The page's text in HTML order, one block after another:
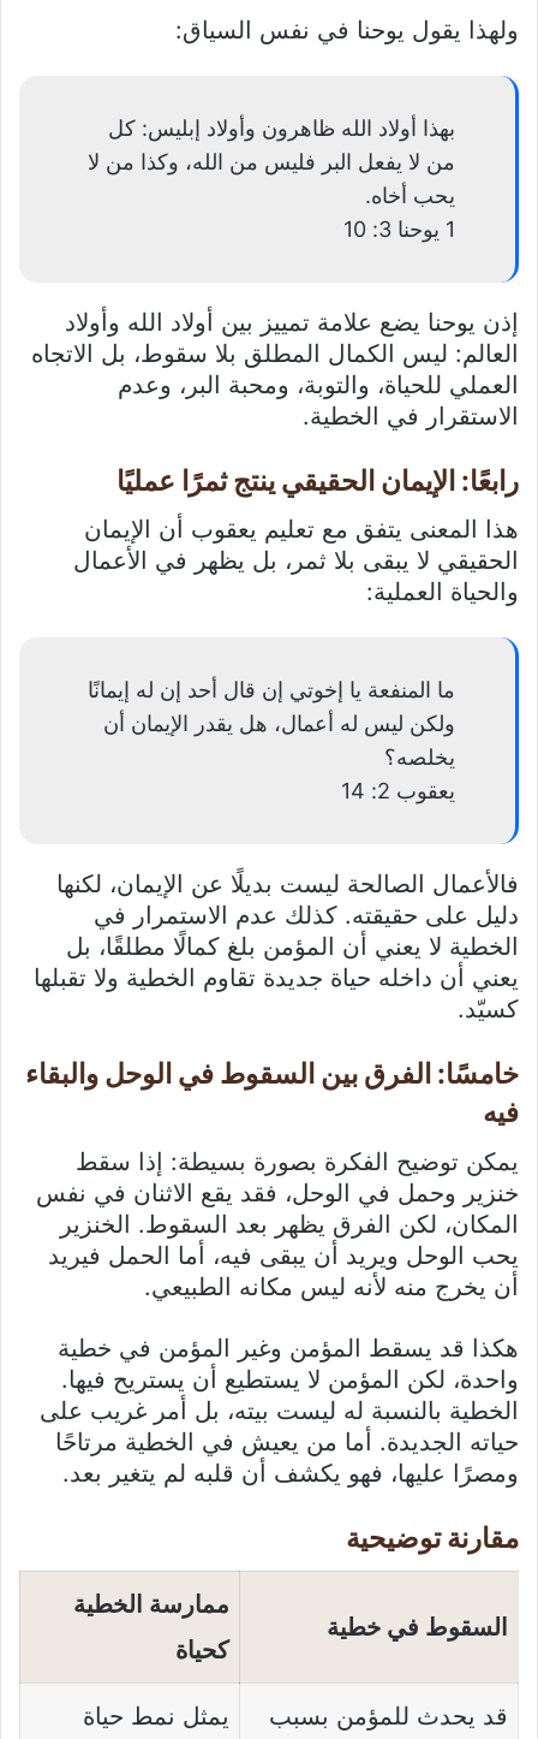
ولهذا يقول يوحنا في نفس السياق:
بهذا أولاد الله ظاهرون وأولاد إبليس: كل
من لا يفعل البر فليس من الله، وكذا من لا
يحب أخاه.
1 يوحنا 3: 10
إذن يوحنا يضع علامة تمييز بين أولاد الله وأولاد
العالم: ليس الكمال المطلق بلا سقوط، بل الاتجاه
العملي للحياة، والتوبة، ومحبة البر، وعدم
الاستقرار في الخطية.
رابعًا: الإيمان الحقيقي ينتج ثمرًا عمليًا
هذا المعنى يتفق مع تعليم يعقوب أن الإيمان
الحقيقي لا يبقى بلا ثمر، بل يظهر في الأعمال
والحياة العملية:
ما المنفعة يا إخوتي إن قال أحد إن له إيمانًا
ولكن ليس له أعمال، هل يقدر الإيمان أن
يخلصه؟
يعقوب 2: 14
فالأعمال الصالحة ليست بديلًا عن الإيمان، لكنها
دليل على حقيقته. كذلك عدم الاستمرار في
الخطية لا يعني أن المؤمن بلغ كمالًا مطلقًا، بل
يعني أن داخله حياة جديدة تقاوم الخطية ولا تقبلها
كسيّد.
خامسًا: الفرق بين السقوط في الوحل والبقاء
فيه
يمكن توضيح الفكرة بصورة بسيطة: إذا سقط
خنزير وحمل في الوحل، فقد يقع الاثنان في نفس
المكان، لكن الفرق يظهر بعد السقوط. الخنزير
يحب الوحل ويريد أن يبقى فيه، أما الحمل فيريد
أن يخرج منه لأنه ليس مكانه الطبيعي.
هكذا قد يسقط المؤمن وغير المؤمن في خطية
واحدة، لكن المؤمن لا يستطيع أن يستريح فيها.
الخطية بالنسبة له ليست بيته، بل أمر غريب على
حياته الجديدة. أما من يعيش في الخطية مرتاحًا
ومصرًا عليها، فهو يكشف أن قلبه لم يتغير بعد.
مقارنة توضيحية
السقوط في خطية
ممارسة الخطية
كحياة
قد يحدث للمؤمن بسبب يمثل نمط حياة